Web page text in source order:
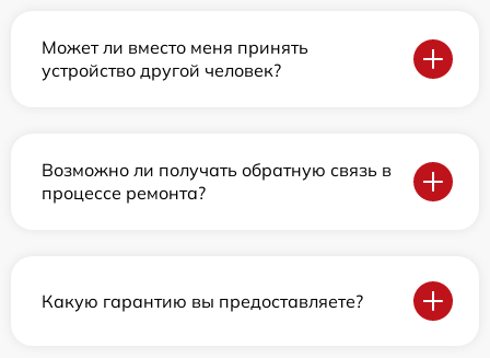
Может ли вместо меня принять
устройство другой человек?
Возможно ли получать обратную связь в
процессе ремонта?
Какую гарантию вы предоставляете?